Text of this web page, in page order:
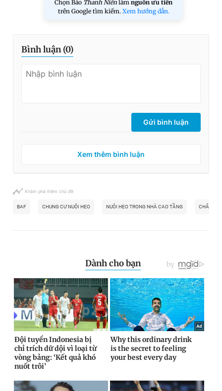
Chọn Báo Thanh Niên làm nguồn ưu tiên
trên Google tìm kiếm. Xem hướng dẫn.
Bình luận (0)
Gửi bình luận
Xem thêm bình luận
Khám phá thêm chủ đề
BAF CHUNG CƯ NUÔI HEO NUÔI HEO TRONG NHÀ CAO TẦNG CHĂN